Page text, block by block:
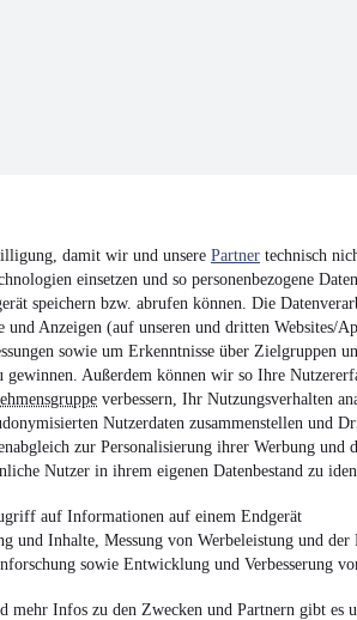
damit wir und unsere Partner technisch
einsetzen und so personenbezogene
speichern bzw. abrufen können. Die
und Anzeigen (auf unseren und dritten Websites/
sowie um Erkenntnisse über Zielgruppen
gewinnen. Außerdem können wir so Ihre
verbessern, Ihr Nutzungsverhalten
Nutzerdaten zusammenstellen und
zur Personalisierung ihrer Werbung und
Nutzer in ihrem eigenen Datenbestand zu
auf Informationen auf einem Endgerät
und Inhalte, Messung von Werbeleistung und der
sowie Entwicklung und Verbesserung
mehr Infos zu den Zwecken und Partnern gibt es